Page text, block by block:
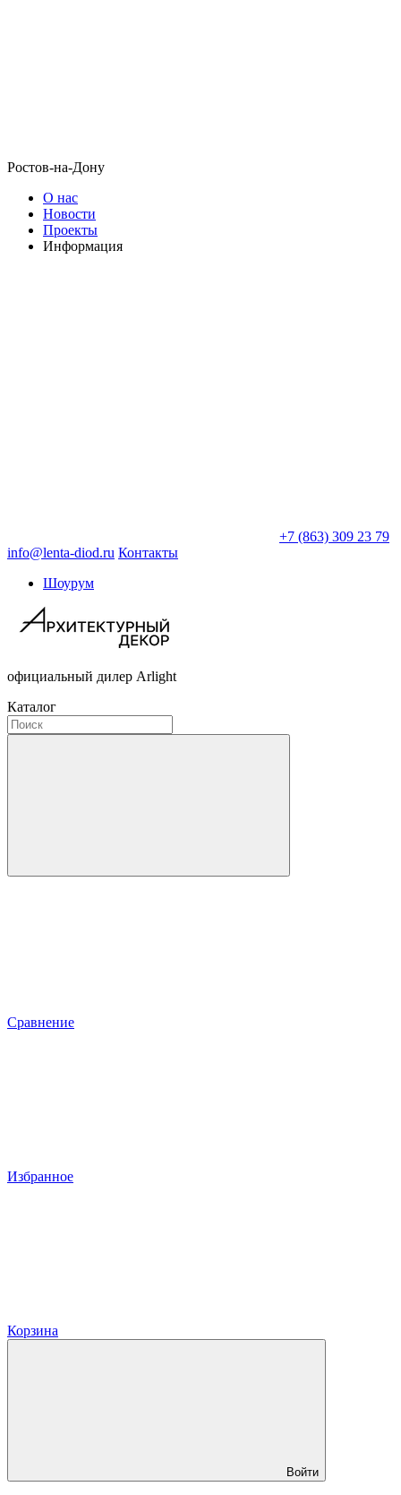
Ростов-на-Дону
О нас
Новости
Проекты
Информация
+7 (863) 309 23 79
info@lenta-diod.ru Контакты
Шоурум
официальный дилер Arlight
Каталог
Сравнение
Избранное
Корзина
Войти